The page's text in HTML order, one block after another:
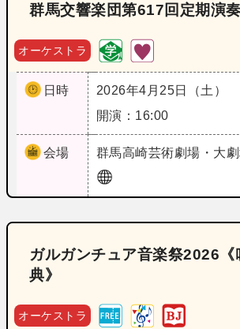
群馬交響楽団第617回定期演
オーケストラ
日時
2026年4月25日（土）
開演：16:00
会場 群馬高崎芸術劇場・大
ガルガンチュア音楽祭2026《
典》
オーケストラ